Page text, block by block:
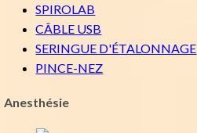
SPIROLAB
CÂBLE USB
SERINGUE D'ÉTALONNAGE
PINCE-NEZ
Anesthésie